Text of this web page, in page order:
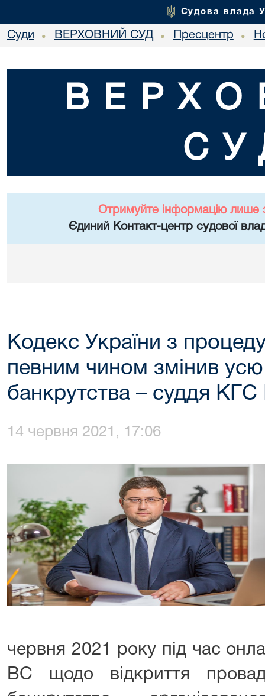
Судова влада
Суди • ВЕРХОВНИЙ СУД • Пресцентр •
Отримуйте інформацію лише
Єдиний Контакт-центр судової
Кодекс України з
певним чином змінив
банкрутства – суддя
14 червня 2021, 17:06
червня 2021 року під час
ВС щодо відкриття